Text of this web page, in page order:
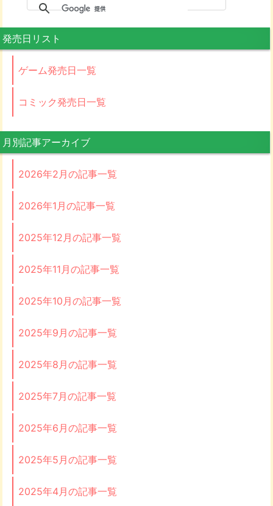
発売日リスト
ゲーム発売日一覧
コミック発売日一覧
月別記事アーカイブ
2026年2月の記事一覧
2026年1月の記事一覧
2025年12月の記事一覧
2025年11月の記事一覧
2025年10月の記事一覧
2025年9月の記事一覧
2025年8月の記事一覧
2025年7月の記事一覧
2025年6月の記事一覧
2025年5月の記事一覧
2025年4月の記事一覧